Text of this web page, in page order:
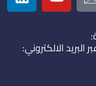
o
-
e
u
u
b
n
الالكتروني: